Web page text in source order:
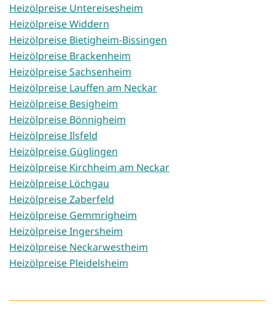
Heizölpreise Untereisesheim
Heizölpreise Widdern
Heizölpreise Bietigheim-Bissingen
Heizölpreise Brackenheim
Heizölpreise Sachsenheim
Heizölpreise Lauffen am Neckar
Heizölpreise Besigheim
Heizölpreise Bönnigheim
Heizölpreise Ilsfeld
Heizölpreise Güglingen
Heizölpreise Kirchheim am Neckar
Heizölpreise Löchgau
Heizölpreise Zaberfeld
Heizölpreise Gemmrigheim
Heizölpreise Ingersheim
Heizölpreise Neckarwestheim
Heizölpreise Pleidelsheim